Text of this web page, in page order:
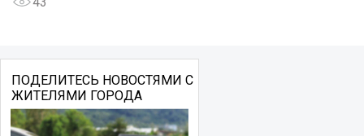
ПОДЕЛИТЕСЬ НОВОСТЯМИ С
ЖИТЕЛЯМИ ГОРОДА